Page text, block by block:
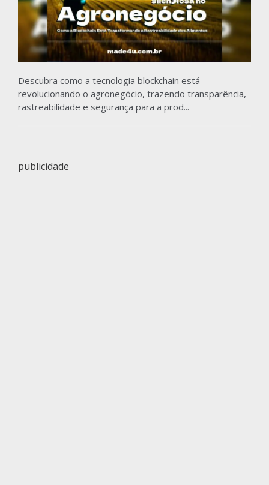
Descubra como a tecnologia blockchain está
revolucionando o agronegócio, trazendo transparência,
rastreabilidade e segurança para a prod...
publicidade